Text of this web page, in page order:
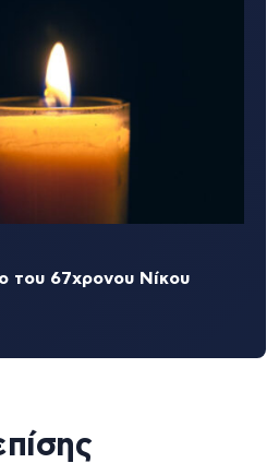
του 67χρονου Νίκου